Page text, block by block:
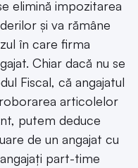
elimină impozitarea
și va rămâne
în care firma
Chiar dacă nu se
Fiscal, că angajatul
articolelor
putem deduce
de un angajat cu
part-time